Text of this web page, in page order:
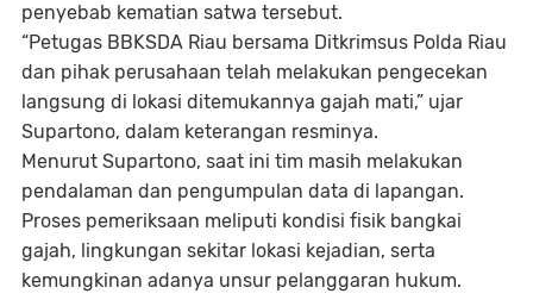
penyebab kematian satwa tersebut.
“Petugas BBKSDA Riau bersama Ditkrimsus Polda Riau
dan pihak perusahaan telah melakukan pengecekan
langsung di lokasi ditemukannya gajah mati,” ujar
Supartono, dalam keterangan resminya.
Menurut Supartono, saat ini tim masih melakukan
pendalaman dan pengumpulan data di lapangan.
Proses pemeriksaan meliputi kondisi fisik bangkai
gajah, lingkungan sekitar lokasi kejadian, serta
kemungkinan adanya unsur pelanggaran hukum.